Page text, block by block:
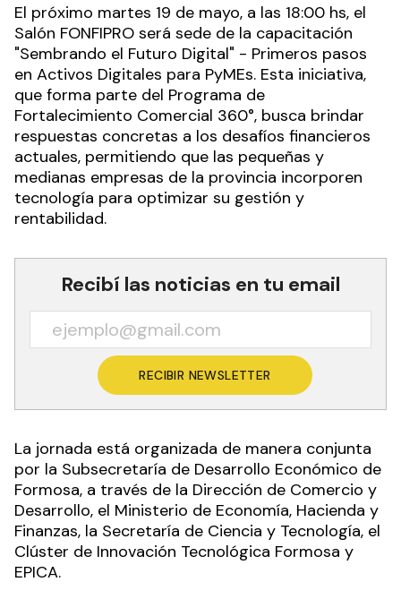
El próximo martes 19 de mayo, a las 18:00 hs, el
Salón FONFIPRO será sede de la capacitación
"Sembrando el Futuro Digital" - Primeros pasos
en Activos Digitales para PyMEs. Esta iniciativa,
que forma parte del Programa de
Fortalecimiento Comercial 360°, busca brindar
respuestas concretas a los desafíos financieros
actuales, permitiendo que las pequeñas y
medianas empresas de la provincia incorporen
tecnología para optimizar su gestión y
rentabilidad.
Recibí las noticias en tu email
RECIBIR NEWSLETTER
La jornada está organizada de manera conjunta
por la Subsecretaría de Desarrollo Económico de
Formosa, a través de la Dirección de Comercio y
Desarrollo, el Ministerio de Economía, Hacienda y
Finanzas, la Secretaría de Ciencia y Tecnología, el
Clúster de Innovación Tecnológica Formosa y
EPICA.